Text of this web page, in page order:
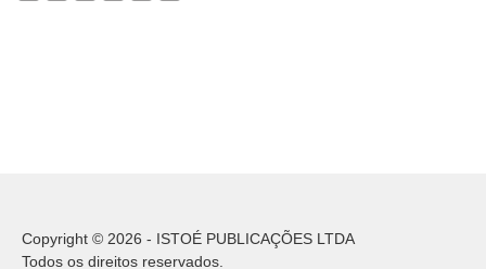
Copyright © 2026 - ISTOÉ PUBLICAÇÕES LTDA
Todos os direitos reservados.